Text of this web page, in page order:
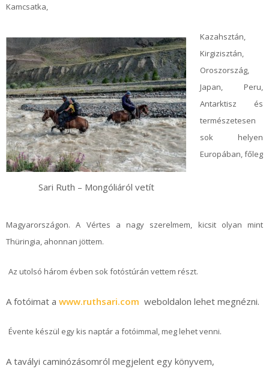
Kamcsatka,
Sari Ruth – Mongóliáról vetít
Kazahsztán,
Kirgizisztán,
Oroszország,
Japan, Peru,
Antarktisz és
természetesen
sok helyen
Europában, főleg
Magyarországon. A Vértes a nagy szerelmem, kicsit olyan mint
Thüringia, ahonnan jöttem.
Az utolsó három évben sok fotóstúrán vettem részt.
A fotóimat a www.ruthsari.com weboldalon lehet megnézni.
Évente készül egy kis naptár a fotóimmal, meg lehet venni.
A tavályi caminózásomról megjelent egy könyvem,